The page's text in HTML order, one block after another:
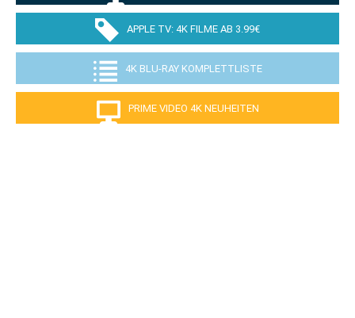
APPLE TV: 4K FILME AB 3.99€
4K BLU-RAY KOMPLETTLISTE
PRIME VIDEO 4K NEUHEITEN